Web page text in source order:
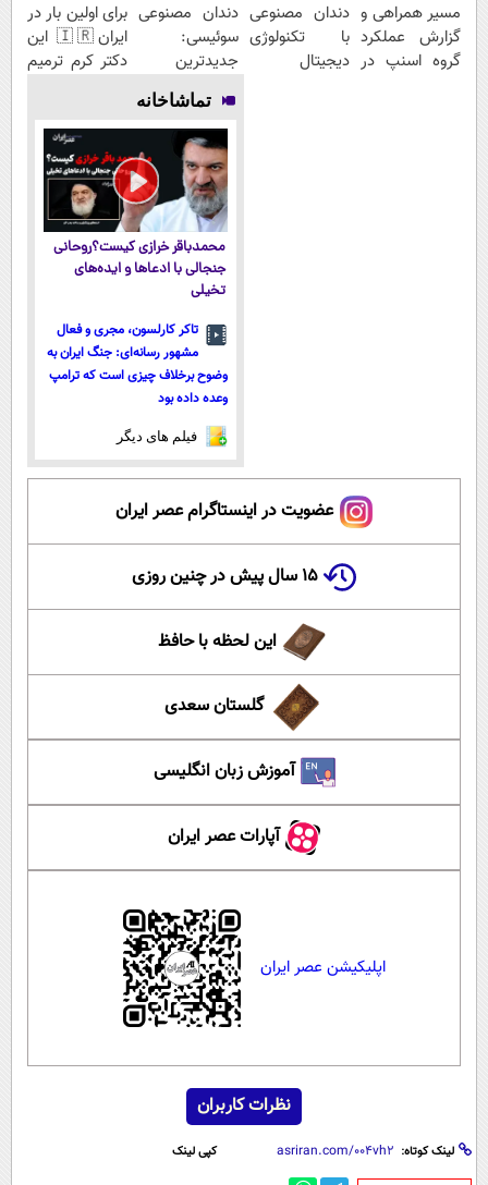
بین الملل
حیات وحش
سیاست خارجی
مسیر همراهی و
گزارش عملکرد
گروه اسنپ در
دندان مصنوعی
با تکنولوژی
دیجیتال
دندان مصنوعی
سوئیسی:
جدیدترین
فناوری اروپا،
سبک و مقاوم |
پرداخت قسطی
برای اولین بار در
ایران🇮🇷 این
دکتر کرم ترمیم
تماشاخانه
محمدباقر خرازی کیست؟روحانی
جنجالی با ادعاها و ایده‌های
تخیلی
تاکر کارلسون، مجری و فعال
مشهور رسانه‌ای: جنگ ایران به
وضوح برخلاف چیزی است که ترامپ
وعده داده بود
فیلم های دیگر
عضویت در اینستاگرام عصر ایران
۱۵ سال پیش در چنین روزی
این لحظه با حافظ
گلستان سعدی
آموزش زبان انگلیسی
آپارات عصر ایران
اپلیکیشن عصر ایران
نظرات کاربران
لینک کوتاه: کپی لینک